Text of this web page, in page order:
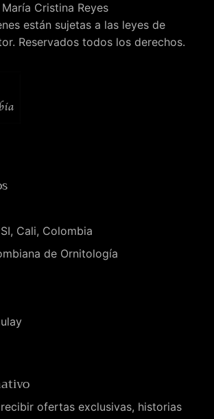
Cristina Reyes
están sujetas a las leyes de
Reservados todos los derechos.
Cali, Colombia
de Ornitología
ofertas exclusivas, historias